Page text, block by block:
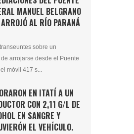
MANUEL BELGRANO
AL RÍO PARANÁ
sobre un
arrojarse desde el Puente
móvil 417 s...
EN ITATÍ A UN
CON 2,11 G/L DE
EN SANGRE Y
EL VEHÍCULO.